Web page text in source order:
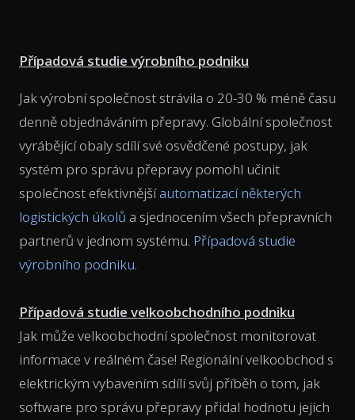
Případová studie výrobního podniku
Jak výrobní společnost strávila o 20-30 % méně času
denně objednáváním přepravy. Globální společnost
vyrábějící obaly sdílí své osvědčené postupy, jak
systém pro správu přepravy pomohl učinit
společnost efektivnějšíautomatizací některých
logistických úkolů a sjednocením všech přepravních
partnerů v jednom systému. Případová studie
výrobního podniku.
Případová studie velkoobchodního podniku
Jak může velkoobchodní společnost monitorovat
informace v reálném čase! Regionální velkoobchod s
elektrickým vybavením sdílí svůj příběh o tom, jak
software pro správu přepravy přidal hodnotu jejich